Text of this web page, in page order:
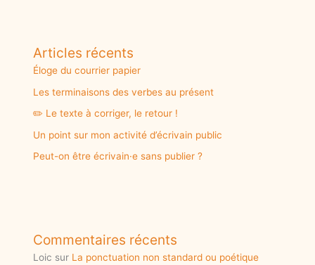
Articles récents
Éloge du courrier papier
Les terminaisons des verbes au présent
✏️ Le texte à corriger, le retour !
Un point sur mon activité d’écrivain public
Peut-on être écrivain·e sans publier ?
Commentaires récents
Loic sur La ponctuation non standard ou poétique